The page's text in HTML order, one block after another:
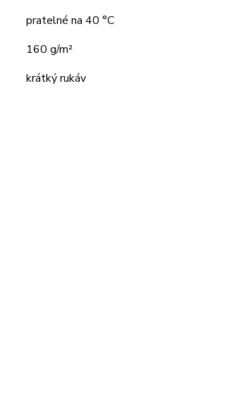
pratelné na 40 °C
160 g/m²
krátký rukáv